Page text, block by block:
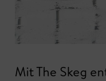
Mit The Skeg